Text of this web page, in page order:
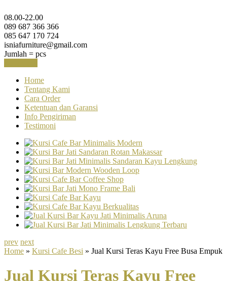
08.00-22.00
089 687 366 366
085 647 170 724
isniafurniture@gmail.com
Jumlah = pcs
Home
Tentang Kami
Cara Order
Ketentuan dan Garansi
Info Pengiriman
Testimoni
prev next
Home » Kursi Cafe Besi » Jual Kursi Teras Kayu Free Busa Empuk
Jual Kursi Teras Kayu Free